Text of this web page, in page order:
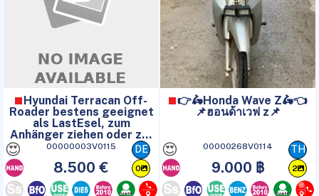
Hyundai Terracan Off-
Roader bestens geeignet
als LastEsel, zum
Anhänger ziehen oder zur
Fernreise.
😍 00000003V0115
8.500 €
DE
0
👉🛵Honda Wave Z🛵👈
📌ฮอนด้าเวฟ z📌
😍 00000268V0114
9.000 ฿
TH
2